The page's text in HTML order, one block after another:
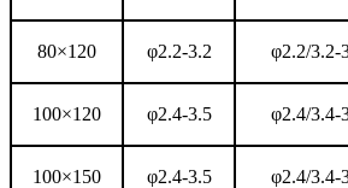
80×120 φ2.2-3.2 φ2.2/3.2-
100×120 φ2.4-3.5 φ2.4/3.4-
100×150 φ2.4-3.5 φ2.4/3.4-